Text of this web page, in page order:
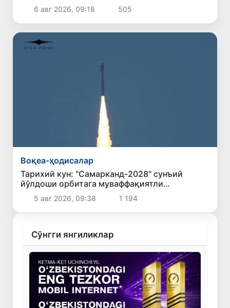
6 авг 2026, 09:18 505
Воқеа-ҳодисалар
Тарихий кун: "Самарканд-2028" сунъий
йўлдоши орбитага муваффақиятли
чиқарилди
5 авг 2026, 09:38 1 194
Сўнгги янгиликлар